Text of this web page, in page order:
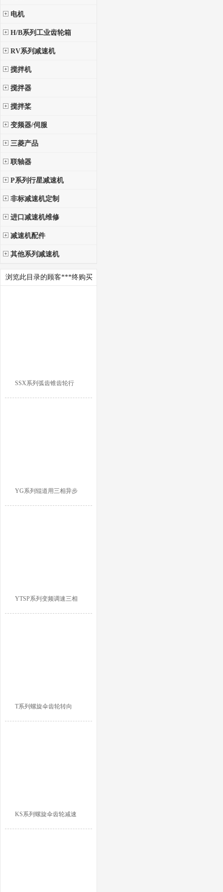
电机
H/B系列工业齿轮箱
RV系列减速机
搅拌机
搅拌器
搅拌桨
变频器/伺服
三菱产品
联轴器
P系列行星减速机
非标减速机定制
进口减速机维修
减速机配件
其他系列减速机
浏览此目录的顾客***终购买
SSX系列弧齿锥齿轮行
YG系列辊道用三相异步
YTSP系列变频调速三相
T系列螺旋伞齿轮转向
KS系列螺旋伞齿轮减速